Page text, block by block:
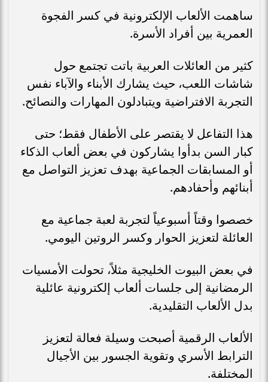
ساهمت الألعاب الإلكترونية في كسر الفجوة
العمرية بين أفراد الأسرة.
كثير من العائلات العربية باتت تجتمع حول
شاشات اللعب، حيث يشارك الأبناء والآباء نفس
التجربة الافتراضية ويتبادلون المهارات والنصائح.
هذا التفاعل لا يقتصر على الأطفال فقط؛ حتى
كبار السن بدأوا يشاركون في بعض ألعاب الذكاء
أو المسابقات الجماعية بهدف تعزيز التواصل مع
أبنائهم وأحفادهم.
خصصوا وقتاً أسبوعياً لتجربة لعبة جماعية مع
العائلة لتعزيز الحوار وكسر الروتين اليومي.
في بعض البيوت الخليجية مثلاً، تحولت الأمسيات
الرمضانية إلى جلسات ألعاب إلكترونية عائلية
بدل الألعاب التقليدية.
الألعاب الرقمية أصبحت وسيلة فعالة لتعزيز
الترابط الأسري وتقوية الجسور بين الأجيال
المختلفة.